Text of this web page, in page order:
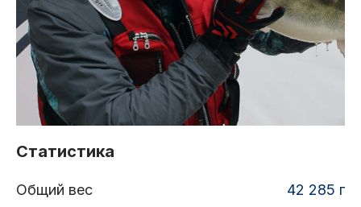
Осень
2021
Весна
Фото и видео
iOS приложение
Логотипы турнира
Контакты
Статистика
Общий вес 42 285 г